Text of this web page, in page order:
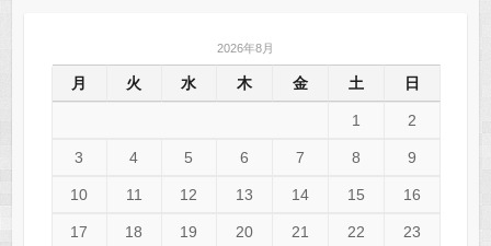
2026年8月
月 火 水 木 金 土 日
1 2
3 4 5 6 7 8 9
10 11 12 13 14 15 16
17 18 19 20 21 22 23